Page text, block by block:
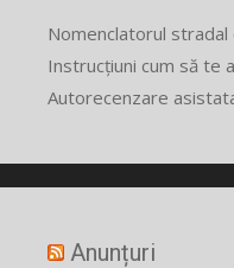
Nomenclatorul stradal
Instrucțiuni cum să te
Autorecenzare
Anunțuri